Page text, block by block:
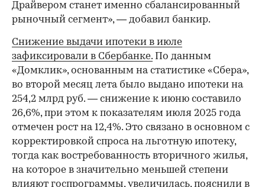
Драйвером станет именно сбалансированный
рыночный сегмент», — добавил банкир.
Снижение выдачи ипотеки в июле
зафиксировали в Сбербанке. По данным
«Домклик», основанным на статистике «Сбера»,
во второй месяц лета было выдано ипотеки на
254,2 млрд руб. — снижение к июню составило
26,6%, при этом к показателям июля 2025 года
отмечен рост на 12,4%. Это связано в основном с
корректировкой спроса на льготную ипотеку,
тогда как востребованность вторичного жилья,
на которое в значительно меньшей степени
влияют госпрограммы, увеличилась, пояснили в